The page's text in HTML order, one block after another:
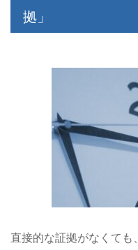
拠」
直接的な証拠がなくても